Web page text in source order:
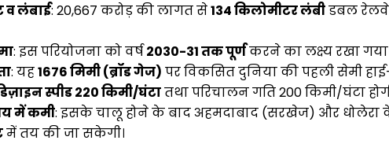
लंबाई: ₹20,667 करोड़ की लागत से134 किलोमीटर लंबीडबल रेलवे
: इस परियोजना को वर्ष2030-31 तक पूर्णकरने का लक्ष्य रखा गया
: यह1676 मिमी (ब्रॉड गेज) पर विकसित दुनिया की पहली सेमी हाई-
स्पीड 220 किमी/घंटातथा परिचालन गति 200 किमी/घंटा
में कमी: इसके चालू होने के बाद अहमदाबाद (सरखेज) और धोलेरा
में तय की जा सकेगी।